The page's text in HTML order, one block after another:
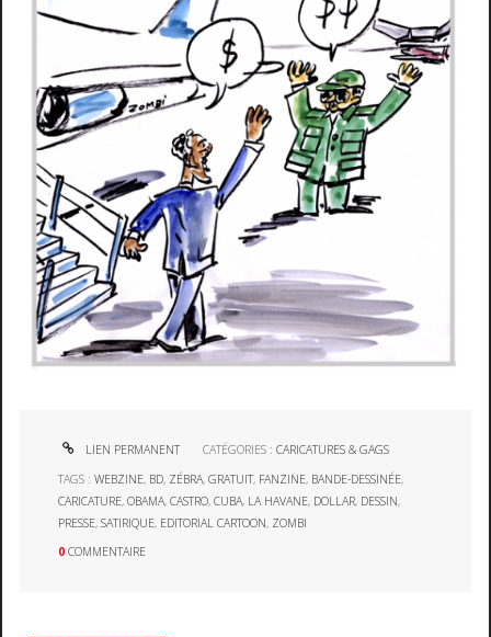
LIEN PERMANENT CATÉGORIES :CARICATURES & GAGS
TAGS :WEBZINE, BD, ZÉBRA,GRATUIT, FANZINE, BANDE-DESSINÉE,
CARICATURE,OBAMA,CASTRO,CUBA, LA HAVANE, DOLLAR, DESSIN,
PRESSE,SATIRIQUE, EDITORIAL CARTOON, ZOMBI
0 COMMENTAIRE